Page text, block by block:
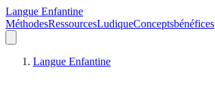
Langue Enfantine
MéthodesRessourcesLudiqueConceptsbénéfices
Langue Enfantine